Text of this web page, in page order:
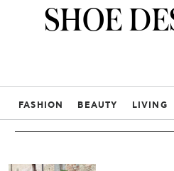
SHOE
FASHION BEAUTY LIVING